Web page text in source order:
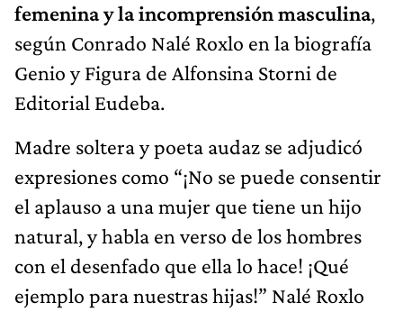
femenina y la incomprensión masculina,
según Conrado Nalé Roxlo en la biografía
Genio y Figura de Alfonsina Storni de
Editorial Eudeba.
Madre soltera y poeta audaz se adjudicó
expresiones como “¡No se puede consentir
el aplauso a una mujer que tiene un hijo
natural, y habla en verso de los hombres
con el desenfado que ella lo hace! ¡Qué
ejemplo para nuestras hijas!” Nalé Roxlo